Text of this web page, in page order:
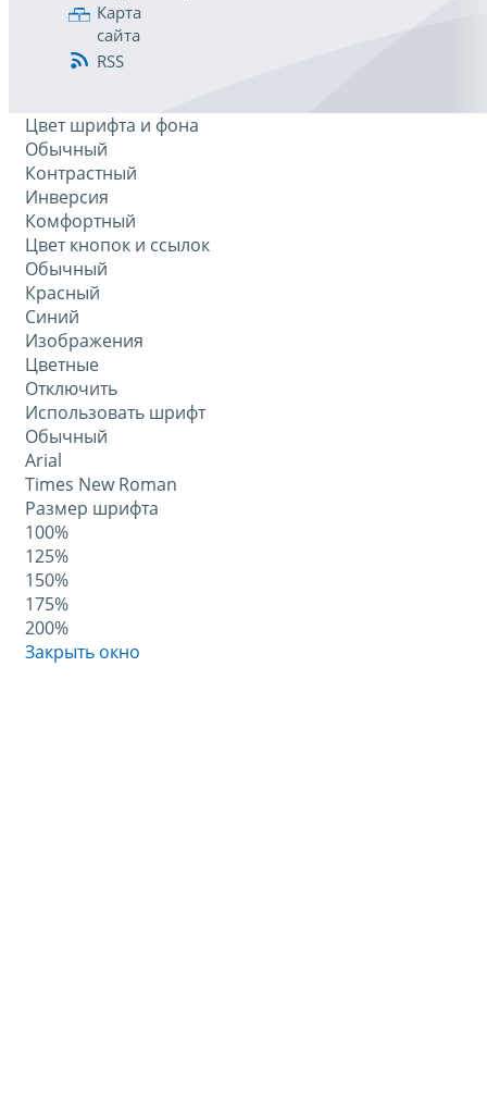
Карта
сайта
RSS
Цвет шрифта и фона
Обычный
Контрастный
Инверсия
Комфортный
Цвет кнопок и ссылок
Обычный
Красный
Синий
Изображения
Цветные
Отключить
Использовать шрифт
Обычный
Arial
Times New Roman
Размер шрифта
100%
125%
150%
175%
200%
Закрыть окно